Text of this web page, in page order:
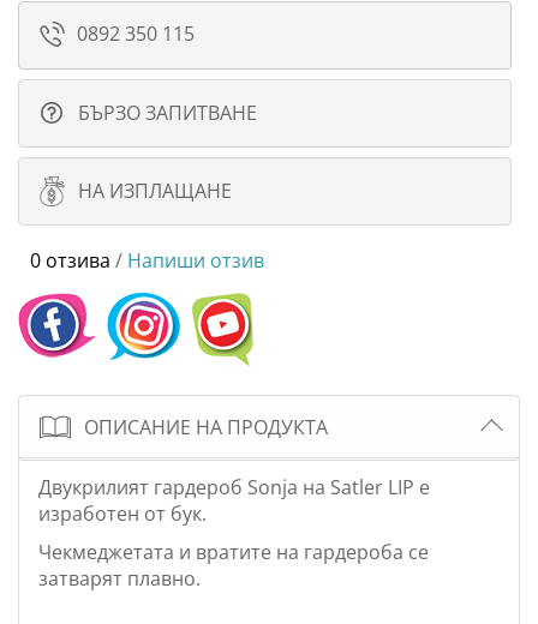
0892 350 115
БЪРЗО ЗАПИТВАНЕ
НА ИЗПЛАЩАНЕ
0 отзива / Напиши отзив
ОПИСАНИЕ НА ПРОДУКТА
Двукрилият гардероб Sonja на Satler LIP е
изработен от бук.
Чекмеджетата и вратите на гардероба се
затварят плавно.